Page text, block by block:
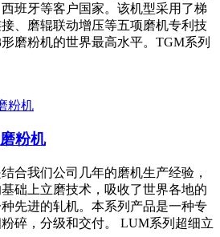
班牙等客户国家。该机型采用了梯
、磨辊联动增压等五项磨机专利技
磨粉机的世界最高水平。TGM系列
粉机
合我们公司几年的磨机生产经验，
础上立磨技术，吸收了世界各地的
先进的轧机。本系列产品是一种专
碎，分级和交付。 LUM系列超细立